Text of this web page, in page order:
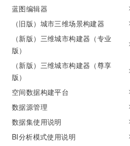
蓝图编辑器
（旧版）城市三维场景构建器
（新版）三维城市构建器（专业
版）
（新版）三维城市构建器（尊享
版）
空间数据构建平台
数据源管理
数据集使用说明
BI分析模式使用说明